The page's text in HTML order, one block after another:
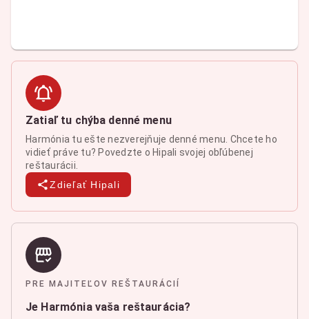
Zatiaľ tu chýba denné menu
Harmónia tu ešte nezverejňuje denné menu. Chcete ho
vidieť práve tu? Povedzte o Hipali svojej obľúbenej
reštaurácii.
Zdieľať Hipali
PRE MAJITEĽOV REŠTAURÁCIÍ
Je Harmónia vaša reštaurácia?